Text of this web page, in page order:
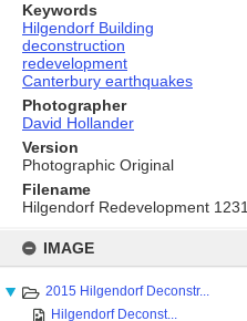
content
IMAGE
2015 Hilgendorf Deconstr...
Hilgendorf Deconst...
Keywords
Hilgendorf Building
deconstruction
redevelopment
Canterbury earthquakes
Photographer
David Hollander
Version
Photographic Original
Filename
Hilgendorf Redevelopment 1231